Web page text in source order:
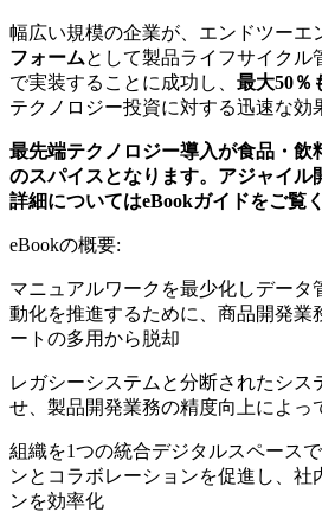
幅広い規模の企業が、エンドツーエ
フォームとして製品ライフサイクル
で実装することに成功し、 最大50％
テクノロジー投資に対する迅速な効
最先端テクノロジー導入が食品・飲
のスパイスとなります。アジャイル
詳細についてはeBookガイドをご覧
eBookの概要:
マニュアルワークを最少化しデータ
動化を推進するために、商品開発業
ートの多用から脱却
レガシーシステムと分断されたシス
せ、製品開発業務の精度向上によっ
組織を1つの統合デジタルスペース
ンとコラボレーションを促進し、社
ンを効率化